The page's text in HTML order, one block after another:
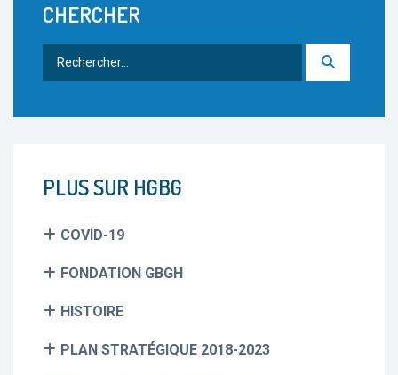
CHERCHER
PLUS SUR HGBG
COVID-19
FONDATION GBGH
HISTOIRE
PLAN STRATÉGIQUE 2018-2023